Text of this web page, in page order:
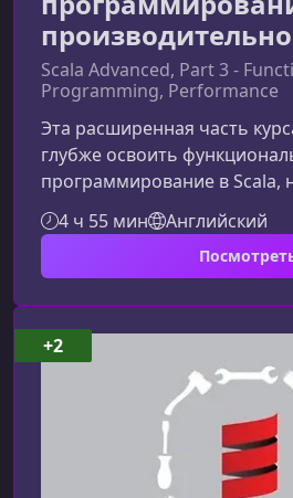
Scala Advanced, Part 3 -
Programming, Performance
Эта расширенная часть
глубже освоить
программирование в Scala,
эффективно применять
работать с макросами и
комбинаторами, а также
производительность
профилирования и
ориентирован на опытных
стремящихся создавать
гибкие и
библиотеки и API.Что
4 ч 55 мин Английский
+2